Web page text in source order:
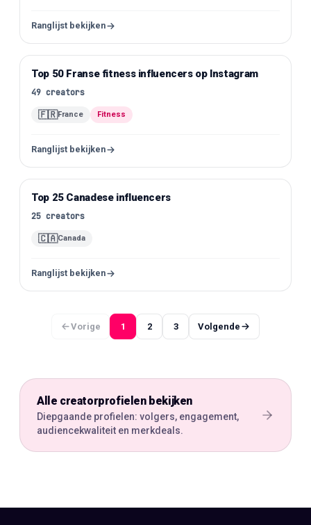
Ranglijst bekijken
Instagram
Top 50 Franse fitness influencers op Instagram
49 creators
🇫🇷France Fitness
Ranglijst bekijken
Instagram
Top 25 Canadese influencers
25 creators
🇨🇦Canada
Ranglijst bekijken
Vorige 1 2 3 Volgende
Alle creatorprofielen bekijken
Diepgaande profielen: volgers, engagement,
audiencekwaliteit en merkdeals.